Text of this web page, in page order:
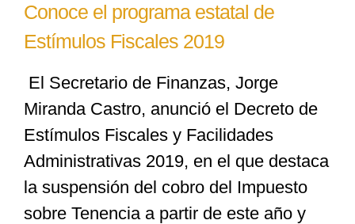
Zacatecas
Municipios
Especiales
Nacional
Conoce el programa estatal de
Estímulos Fiscales 2019
El Secretario de Finanzas, Jorge
Miranda Castro, anunció el Decreto de
Estímulos Fiscales y Facilidades
Administrativas 2019, en el que destaca
la suspensión del cobro del Impuesto
sobre Tenencia a partir de este año y